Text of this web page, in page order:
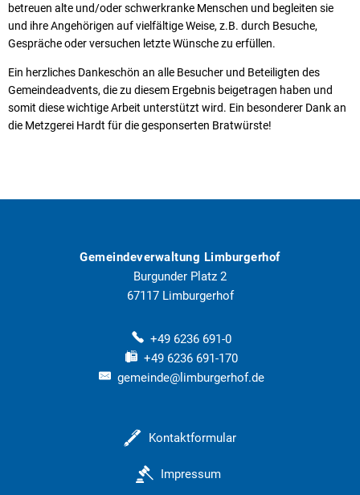
betreuen alte und/oder schwerkranke Menschen und begleiten sie
und ihre Angehörigen auf vielfältige Weise, z.B. durch Besuche,
Gespräche oder versuchen letzte Wünsche zu erfüllen.
Ein herzliches Dankeschön an alle Besucher und Beteiligten des
Gemeindeadvents, die zu diesem Ergebnis beigetragen haben und
somit diese wichtige Arbeit unterstützt wird. Ein besonderer Dank an
die Metzgerei Hardt für die gesponserten Bratwürste!
Gemeindeverwaltung Limburgerhof
Burgunder Platz 2
67117 Limburgerhof
+49 6236 691-0
+49 6236 691-170
gemeinde@limburgerhof.de
Kontaktformular
Impressum